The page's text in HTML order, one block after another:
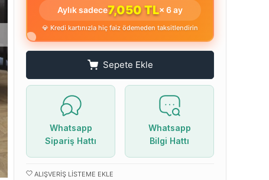
Aylık sadece7,050 TL× 6 ay
💎 Kredi kartınızla hiç faiz ödemeden taksitlendirin
Sepete Ekle
Whatsapp
Sipariş Hattı
Whatsapp
Bilgi Hattı
ALIŞVERIŞ LISTEME EKLE